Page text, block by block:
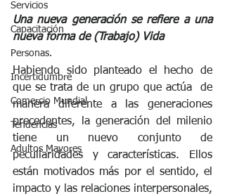
Servicios
Capacitación
Personas.
Incertidumbre
Comercio Mundial
Tendencias
Adultos Mayores
Una nueva generación se refiere a una
nueva forma de (Trabajo) Vida
Habiendo sido planteado el hecho de
que se trata de un grupo que actúa  de
manera diferente a las generaciones
precedentes, la generación del milenio
tiene un nuevo conjunto de
peculiaridades y características. Ellos
están motivados más por el sentido, el
impacto y las relaciones interpersonales,